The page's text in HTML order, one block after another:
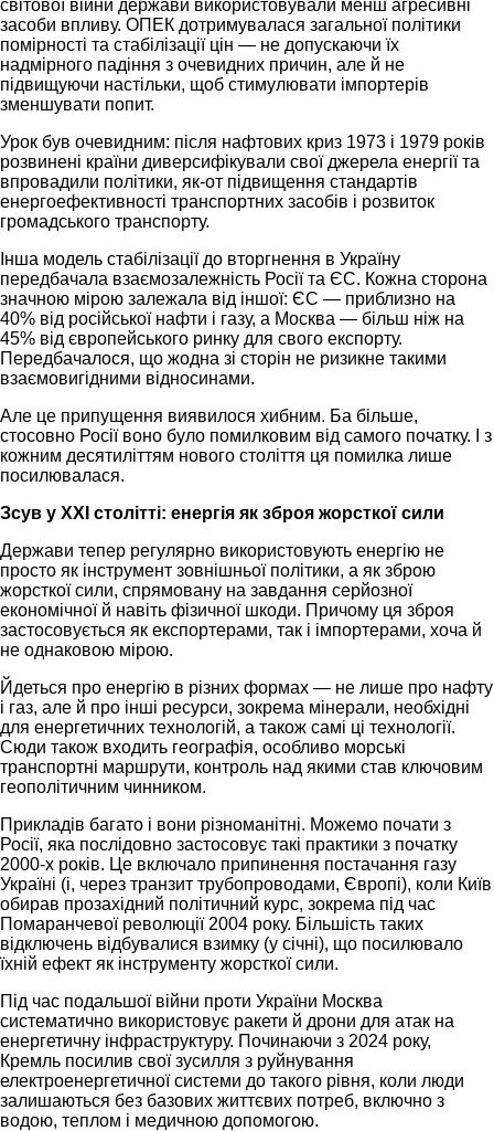
світової війни держави використовували менш агресивні
засоби впливу. ОПЕК дотримувалася загальної політики
помірності та стабілізації цін — не допускаючи їх
надмірного падіння з очевидних причин, але й не
підвищуючи настільки, щоб стимулювати імпортерів
зменшувати попит.
Урок був очевидним: після нафтових криз 1973 і 1979 років
розвинені країни диверсифікували свої джерела енергії та
впровадили політики, як-от підвищення стандартів
енергоефективності транспортних засобів і розвиток
громадського транспорту.
Інша модель стабілізації до вторгнення в Україну
передбачала взаємозалежність Росії та ЄС. Кожна сторона
значною мірою залежала від іншої: ЄС — приблизно на
40% від російської нафти і газу, а Москва — більш ніж на
45% від європейського ринку для свого експорту.
Передбачалося, що жодна зі сторін не ризикне такими
взаємовигідними відносинами.
Але це припущення виявилося хибним. Ба більше,
стосовно Росії воно було помилковим від самого початку. І з
кожним десятиліттям нового століття ця помилка лише
посилювалася.
Зсув у XXI столітті: енергія як зброя жорсткої сили
Держави тепер регулярно використовують енергію не
просто як інструмент зовнішньої політики, а як зброю
жорсткої сили, спрямовану на завдання серйозної
економічної й навіть фізичної шкоди. Причому ця зброя
застосовується як експортерами, так і імпортерами, хоча й
не однаковою мірою.
Йдеться про енергію в різних формах — не лише про нафту
і газ, але й про інші ресурси, зокрема мінерали, необхідні
для енергетичних технологій, а також самі ці технології.
Сюди також входить географія, особливо морські
транспортні маршрути, контроль над якими став ключовим
геополітичним чинником.
Прикладів багато і вони різноманітні. Можемо почати з
Росії, яка послідовно застосовує такі практики з початку
2000-х років. Це включало припинення постачання газу
Україні (і, через транзит трубопроводами, Європі), коли Київ
обирав прозахідний політичний курс, зокрема під час
Помаранчевої революції 2004 року. Більшість таких
відключень відбувалися взимку (у січні), що посилювало
їхній ефект як інструменту жорсткої сили.
Під час подальшої війни проти України Москва
систематично використовує ракети й дрони для атак на
енергетичну інфраструктуру. Починаючи з 2024 року,
Кремль посилив свої зусилля з руйнування
електроенергетичної системи до такого рівня, коли люди
залишаються без базових життєвих потреб, включно з
водою, теплом і медичною допомогою.